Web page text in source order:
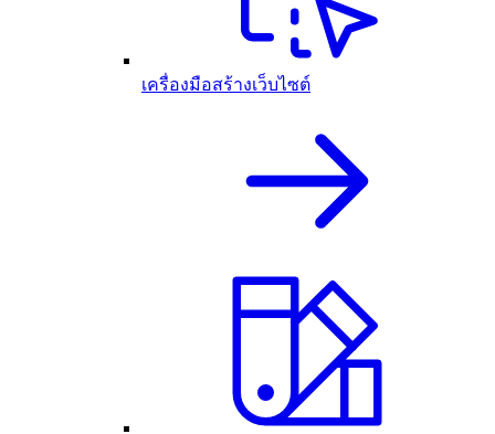
เครื่องมือสร้างเว็บไซต์